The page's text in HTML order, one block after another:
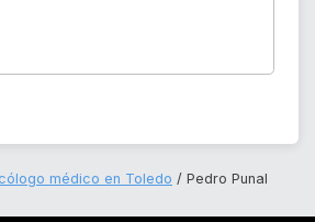
médico en Toledo
Pedro Punal